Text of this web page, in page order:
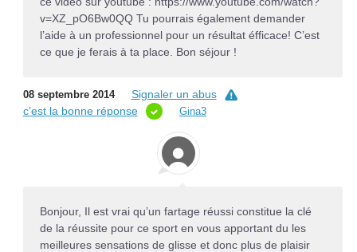
v=XZ_pO6Bw0QQ Tu pourrais également demander
l’aide à un professionnel pour un résultat éfficace! C’est
ce que je ferais à ta place. Bon séjour !
08 septembre 2014
Signaler un abus
c’est la bonne réponse
Gina3
Bonjour, Il est vrai qu’un fartage réussi constitue la clé
de la réussite pour ce sport en vous apportant du les
meilleures sensations de glisse et donc plus de plaisir